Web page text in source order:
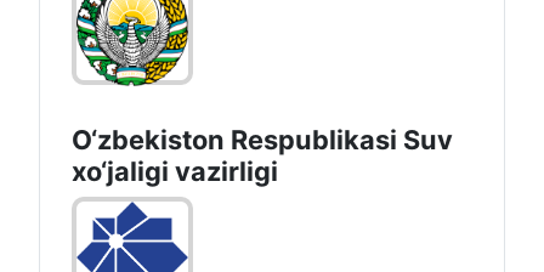
O‘zbekiston Respublikasi Suv
хo‘jaligi vazirligi